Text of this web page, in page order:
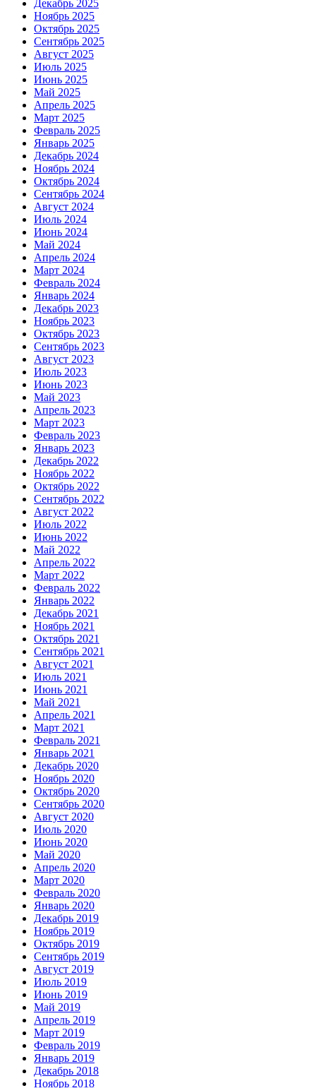
Декабрь 2025
Ноябрь 2025
Октябрь 2025
Сентябрь 2025
Август 2025
Июль 2025
Июнь 2025
Май 2025
Апрель 2025
Март 2025
Февраль 2025
Январь 2025
Декабрь 2024
Ноябрь 2024
Октябрь 2024
Сентябрь 2024
Август 2024
Июль 2024
Июнь 2024
Май 2024
Апрель 2024
Март 2024
Февраль 2024
Январь 2024
Декабрь 2023
Ноябрь 2023
Октябрь 2023
Сентябрь 2023
Август 2023
Июль 2023
Июнь 2023
Май 2023
Апрель 2023
Март 2023
Февраль 2023
Январь 2023
Декабрь 2022
Ноябрь 2022
Октябрь 2022
Сентябрь 2022
Август 2022
Июль 2022
Июнь 2022
Май 2022
Апрель 2022
Март 2022
Февраль 2022
Январь 2022
Декабрь 2021
Ноябрь 2021
Октябрь 2021
Сентябрь 2021
Август 2021
Июль 2021
Июнь 2021
Май 2021
Апрель 2021
Март 2021
Февраль 2021
Январь 2021
Декабрь 2020
Ноябрь 2020
Октябрь 2020
Сентябрь 2020
Август 2020
Июль 2020
Июнь 2020
Май 2020
Апрель 2020
Март 2020
Февраль 2020
Январь 2020
Декабрь 2019
Ноябрь 2019
Октябрь 2019
Сентябрь 2019
Август 2019
Июль 2019
Июнь 2019
Май 2019
Апрель 2019
Март 2019
Февраль 2019
Январь 2019
Декабрь 2018
Ноябрь 2018